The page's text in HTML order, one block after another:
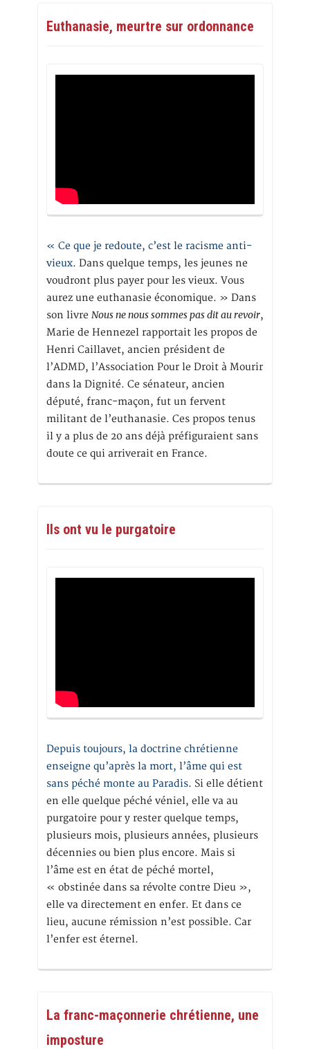
Euthanasie, meurtre sur ordonnance
« Ce que je redoute, c’est le racisme anti-
vieux. Dans quelque temps, les jeunes ne
voudront plus payer pour les vieux. Vous
aurez une euthanasie économique. » Dans
son livre Nous ne nous sommes pas dit au revoir,
Marie de Hennezel rapportait les propos de
Henri Caillavet, ancien président de
l’ADMD, l’Association Pour le Droit à Mourir
dans la Dignité. Ce sénateur, ancien
député, franc-maçon, fut un fervent
militant de l’euthanasie. Ces propos tenus
il y a plus de 20 ans déjà préfiguraient sans
doute ce qui arriverait en France.
Ils ont vu le purgatoire
Depuis toujours, la doctrine chrétienne
enseigne qu’après la mort, l’âme qui est
sans péché monte au Paradis. Si elle détient
en elle quelque péché véniel, elle va au
purgatoire pour y rester quelque temps,
plusieurs mois, plusieurs années, plusieurs
décennies ou bien plus encore. Mais si
l’âme est en état de péché mortel,
« obstinée dans sa révolte contre Dieu »,
elle va directement en enfer. Et dans ce
lieu, aucune rémission n’est possible. Car
l’enfer est éternel.
La franc-maçonnerie chrétienne, une
imposture